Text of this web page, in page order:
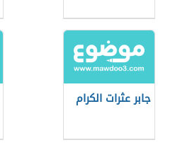
جابر عثرات الكرام